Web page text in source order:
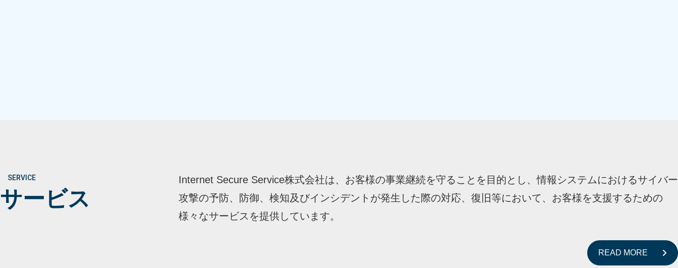
SERVICE
サービス
Internet Secure Service株式会社は、お客様の事業継続を守ることを目的とし、情報システムにおけるサイバー
攻撃の予防、防御、検知及びインシデントが発生した際の対応、復旧等において、お客様を支援するための
様々なサービスを提供しています。
READ MORE